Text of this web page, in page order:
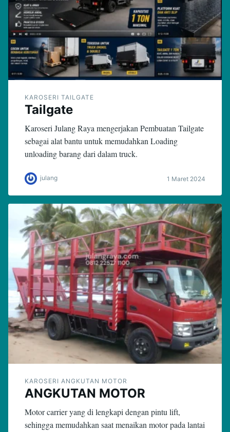
KAROSERI TAILGATE
Tailgate
Karoseri Julang Raya mengerjakan Pembuatan Tailgate
sebagai alat bantu untuk memudahkan Loading
unloading barang dari dalam truck.
julang 1 Maret 2024
KAROSERI ANGKUTAN MOTOR
ANGKUTAN MOTOR
Motor carrier yang di lengkapi dengan pintu lift,
sehingga memudahkan saat menaikan motor pada lantai